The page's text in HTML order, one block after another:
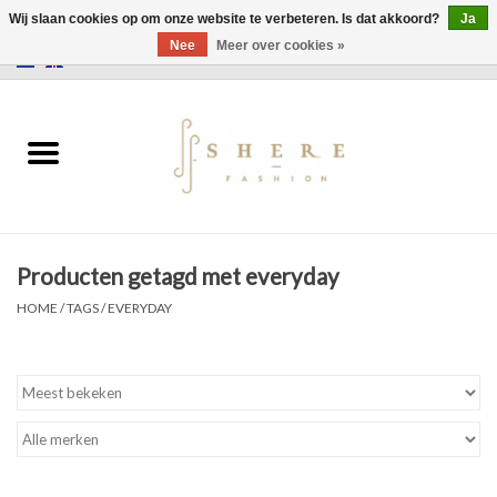
Jurken
Producten getagd met everyday
HOME /TAGS/EVERYDAY
Wij slaan cookies op om onze website te verbeteren. Is dat akkoord?
Ja
Nee
Meer over cookies »